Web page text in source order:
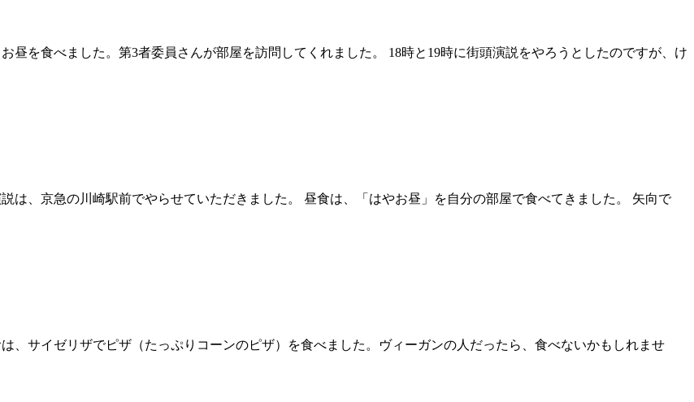
昼を食べました。第3者委員さんが部屋を訪問してくれました。 18時と19時に街頭演説をやろうとしたのですが、け
は、京急の川崎駅前でやらせていただきました。 昼食は、「はやお昼」を自分の部屋で食べてきました。 矢向で
サイゼリザでピザ（たっぷりコーンのピザ）を食べました。ヴィーガンの人だったら、食べないかもしれませ